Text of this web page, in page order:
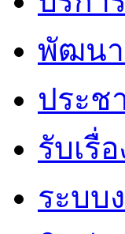
พัฒน
ประช
รับเรื่
ระบบ